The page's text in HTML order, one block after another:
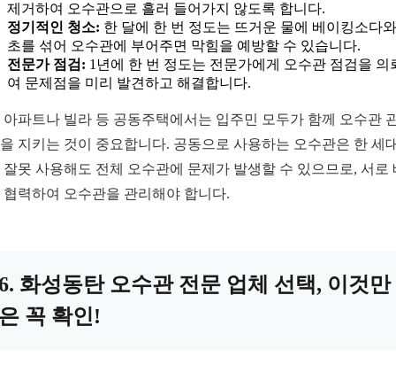
제거하여 오수관으로 흘러 들어가지 않도록 합니다.
정기적인 청소: 한 달에 한 번 정도는 뜨거운 물에 베이킹소다
초를 섞어 오수관에 부어주면 막힘을 예방할 수 있습니다.
전문가 점검: 1년에 한 번 정도는 전문가에게 오수관 점검을 의
여 문제점을 미리 발견하고 해결합니다.
아파트나 빌라 등 공동주택에서는 입주민 모두가 함께 오수관
지키는 것이 중요합니다. 공동으로 사용하는 오수관은 한 세
잘못 사용해도 전체 오수관에 문제가 발생할 수 있으므로, 서로
협력하여 오수관을 관리해야 합니다.
화성동탄 오수관 전문 업체 선택, 이것만
꼭 확인!